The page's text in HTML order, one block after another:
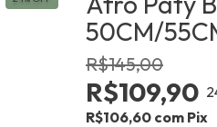
50CM/
R$145,00
R$109,90
R$106,60 com Pix